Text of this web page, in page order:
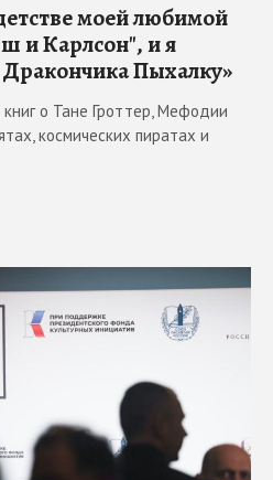
моей любимой
и Карлсон", и я
Дракончика Пыхалку»
о Тане Гроттер, Мефодии
космических пиратах и